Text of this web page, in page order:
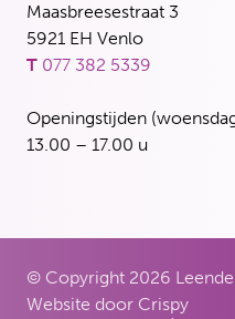
Maasbreesestraat 3
5921 EH Venlo
T 077 382 5339
Openingstijden
13.00 – 17.00 u
© Copyright 2026
Website door Crispy